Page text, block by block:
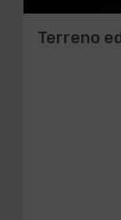
Terreno